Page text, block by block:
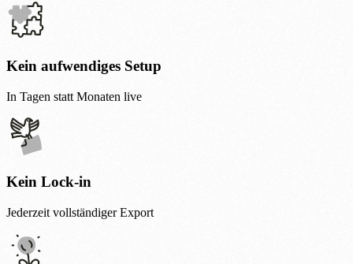
Kein aufwendiges Setup
In Tagen statt Monaten live
Kein Lock-in
Jederzeit vollständiger Export